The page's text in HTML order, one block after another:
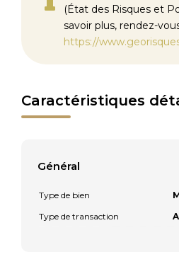
(État des Risques et
savoir plus, rendez-
https://
Caractéristiques
Général
Type de bien
Type de transaction